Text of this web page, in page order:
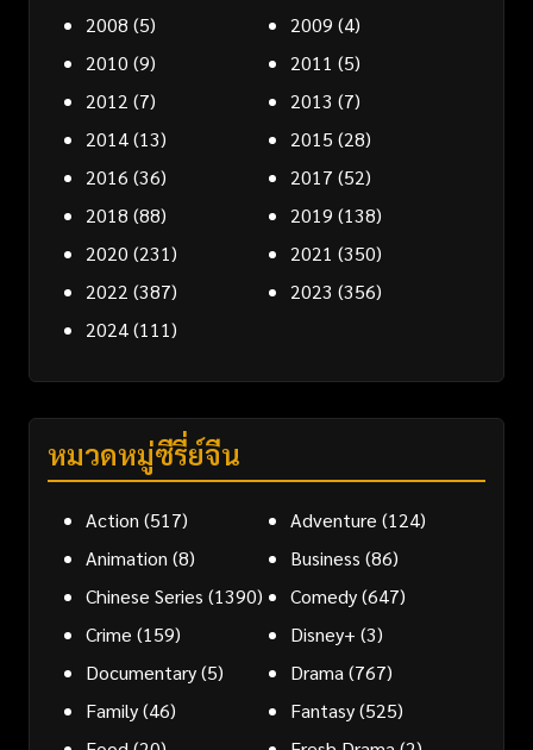
2008 (5) 2009 (4)
2010 (9) 2011 (5)
2012 (7) 2013 (7)
2014(13) 2015 (28)
2016 (36) 2017 (52)
2018 (88) 2019 (138)
2020 (231) 2021 (350)
2022 (387) 2023 (356)
2024(111)
หมวดหมู่ซีรี่ย์จีน
Action (517) Adventure (124)
Animation (8) Business (86)
Chinese Series (1390) Comedy(647)
Crime (159) Disney+ (3)
Documentary(5) Drama (767)
Family(46) Fantasy(525)